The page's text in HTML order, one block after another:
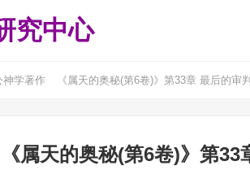
究中心
神学著作 《属天的奥秘(第6卷)》第33章 最后的审
《属天的奥秘(第6卷)》第